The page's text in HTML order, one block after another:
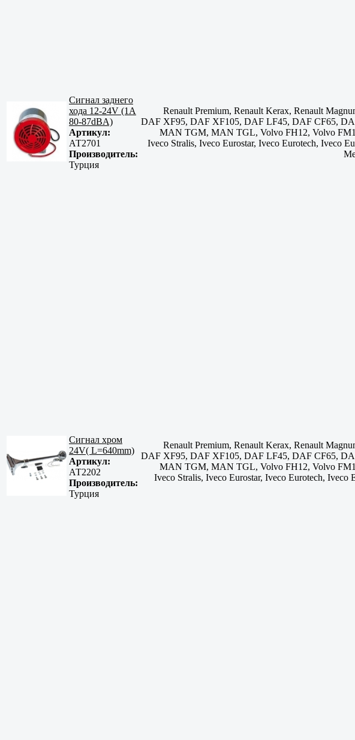
Сигнал заднего
хода 12-24V (1A
80-87dBA)
Артикул:
АТ2701
Производитель:
Турция
Renault Premium, Renault Kerax, Renault
DAF XF95, DAF XF105, DAF LF45, DAF CF65,
MAN TGM, MAN TGL, Volvo FH12, Volvo
Iveco Stralis, Iveco Eurostar, Iveco Eurotech, Iveco
Сигнал хром
24V( L=640mm)
Артикул:
АТ2202
Производитель:
Турция
Renault Premium, Renault Kerax, Renault
DAF XF95, DAF XF105, DAF LF45, DAF CF65,
MAN TGM, MAN TGL, Volvo FH12, Volvo
Iveco Stralis, Iveco Eurostar, Iveco Eurotech, Iveco